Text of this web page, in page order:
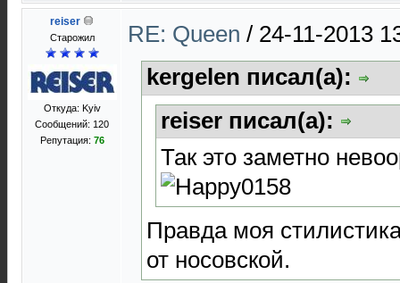
reiser
Старожил
Откуда: Kyiv
Сообщений: 120
Репутация: 76
RE: Queen / 24-11-2013
kergelen писал(а):
reiser писал(а):
Так это заметно
Правда моя
от носовской.